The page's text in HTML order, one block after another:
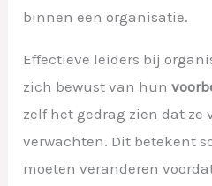
binnen een organisatie.
Effectieve leiders bij
zich bewust van hun
zelf het gedrag zien dat ze
verwachten. Dit betekent
moeten veranderen